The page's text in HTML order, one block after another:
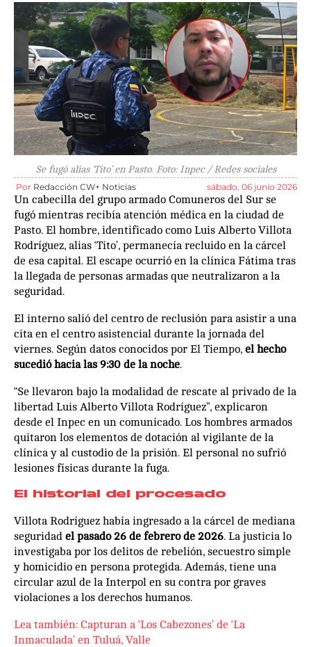
Se fugó alias ‘Tito’ en Pasto. Foto: Inpec / Redes sociales
Por Redacción CW+ Noticias sábado, 06 junio 2026
Un cabecilla del grupo armado Comuneros del Sur se
fugó mientras recibía atención médica en la ciudad de
Pasto. El hombre, identificado como Luis Alberto Villota
Rodríguez, alias ‘Tito’, permanecía recluido en la cárcel
de esa capital. El escape ocurrió en la clínica Fátima tras
la llegada de personas armadas que neutralizaron a la
seguridad.
El interno salió del centro de reclusión para asistir a una
cita en el centro asistencial durante la jornada del
viernes. Según datos conocidos por El Tiempo, el hecho
sucedió hacia las 9:30 de la noche.
“Se llevaron bajo la modalidad de rescate al privado de la
libertad Luis Alberto Villota Rodríguez”, explicaron
desde el Inpec en un comunicado. Los hombres armados
quitaron los elementos de dotación al vigilante de la
clínica y al custodio de la prisión. El personal no sufrió
lesiones físicas durante la fuga.
El historial del procesado
Villota Rodríguez había ingresado a la cárcel de mediana
seguridad el pasado 26 de febrero de 2026. La justicia lo
investigaba por los delitos de rebelión, secuestro simple
y homicidio en persona protegida. Además, tiene una
circular azul de la Interpol en su contra por graves
violaciones a los derechos humanos.
Lea también: Capturan a ‘Los Cabezones’ de ‘La
Inmaculada’ en Tuluá, Valle